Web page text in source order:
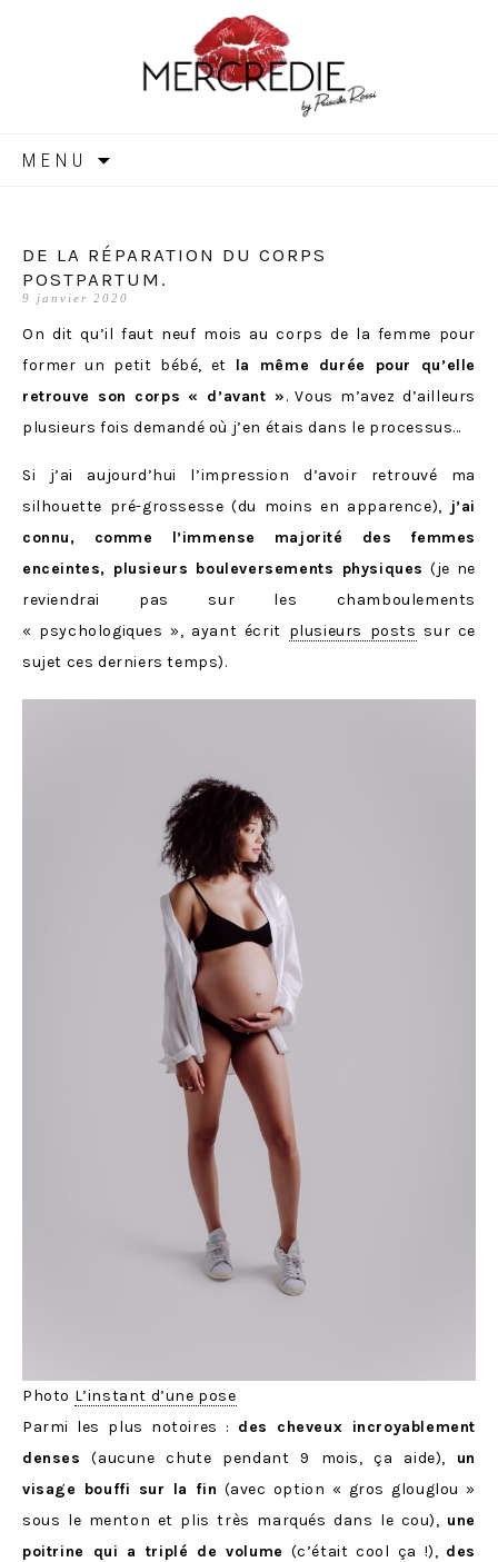
MERCREDIE
MENU
DE LA RÉPARATION DU CORPS
POSTPARTUM.
9 janvier 2020
On dit qu’il faut neuf mois au corps de la femme pour
former un petit bébé, et la même durée pour qu’elle
retrouve son corps « d’avant ». Vous m’avez d’ailleurs
plusieurs fois demandé où j’en étais dans le processus…
Si j’ai aujourd’hui l’impression d’avoir retrouvé ma
silhouette pré-grossesse (du moins en apparence), j’ai
connu, comme l’immense majorité des femmes
enceintes, plusieurs bouleversements physiques (je ne
reviendrai pas sur les chamboulements
« psychologiques », ayant écrit plusieurs posts sur ce
sujet ces derniers temps).
Photo L’instant d’une pose
Parmi les plus notoires : des cheveux incroyablement
denses (aucune chute pendant 9 mois, ça aide), un
visage bouffi sur la fin (avec option « gros glouglou »
sous le menton et plis très marqués dans le cou), une
poitrine qui a triplé de volume (c’était cool ça !), des